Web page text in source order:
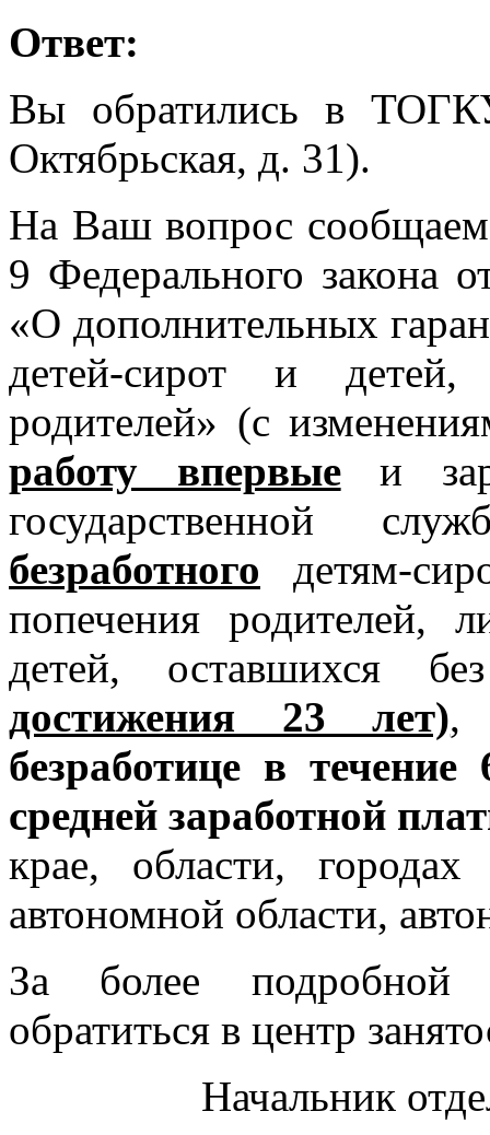
Ответ:
Вы обратились в
Октябрьская, д. 31).
На Ваш вопрос сообщаем,
9 Федерального закона
«О дополнительных
детей-сирот и детей,
родителей» (с
работу впервыеи
государственной
безработного детям-
попечения родителей,
детей, оставшихся
достижения 23 лет),
безработице в
средней заработной
крае, области,
автономной области,
За более подробной
обратиться в центр
Начальник